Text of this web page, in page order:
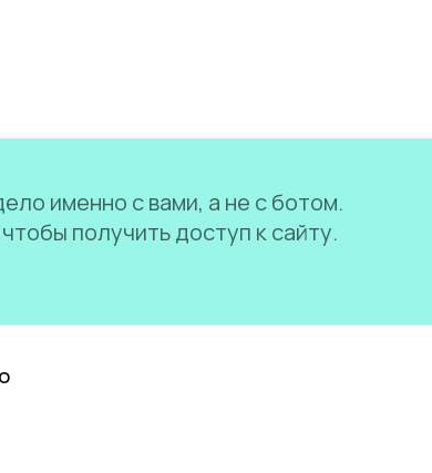
именно с вами, а не с ботом.
получить доступ к сайту.